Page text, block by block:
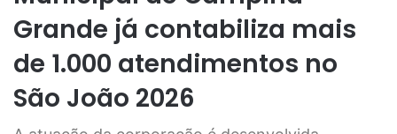
Grande já contabiliza mais
de 1.000 atendimentos no
São João 2026